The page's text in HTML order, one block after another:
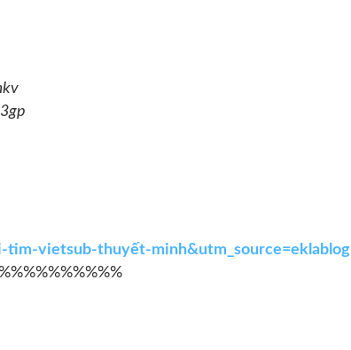
vietsub-thuyết-minh&utm_source=eklablog